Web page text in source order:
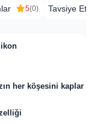
5(0) Tavsiye Et
her köşesini kaplar